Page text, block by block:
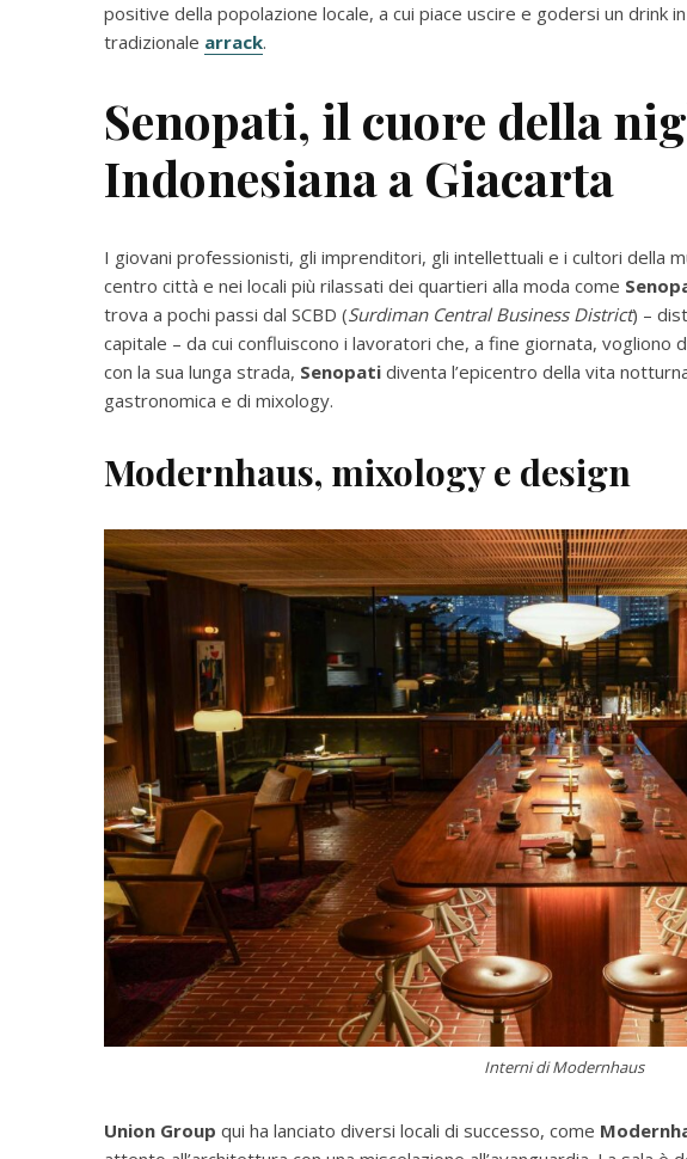
positive della popolazione locale, a cui piace uscire e godersi un drink
tradizionale arrack.
Senopati, il cuore della
Indonesiana a Giacarta
I giovani professionisti, gli imprenditori, gli intellettuali e i cultori della
centro città e nei locali più rilassati dei quartieri alla moda come
trova a pochi passi dal SCBD (Surdiman Central Business District) –
capitale – da cui confluiscono i lavoratori che, a fine giornata, vogliono
con la sua lunga strada, Senopati diventa l’epicentro della vita
gastronomica e di mixology.
Modernhaus, mixology e design
Interni di Modernhaus
Union Group qui ha lanciato diversi locali di successo, come